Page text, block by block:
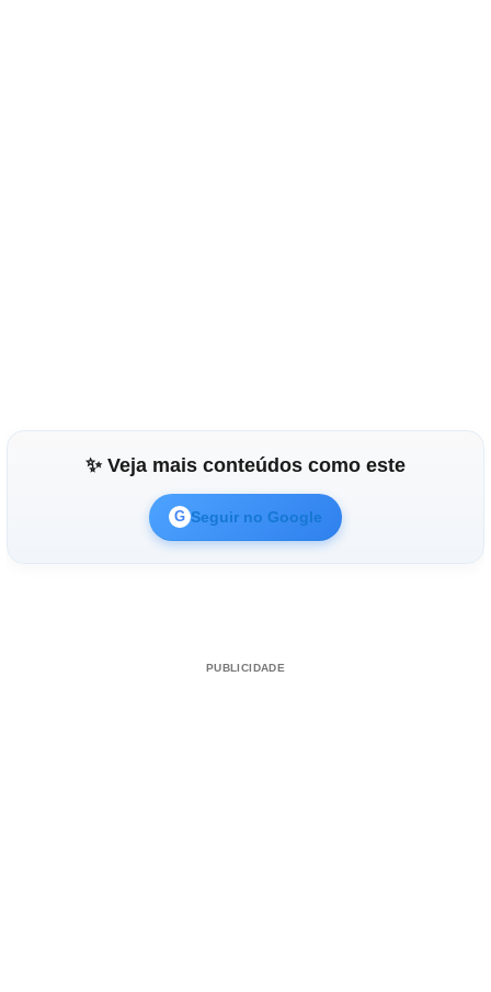
✨ Veja mais conteúdos como este
G Seguir no Google
PUBLICIDADE